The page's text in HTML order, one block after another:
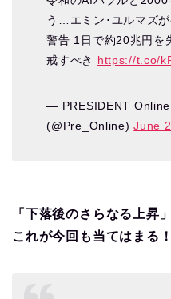
う…エミン･ユルマズ
警告 1日で約20兆円を
戒すべき https://t.co/
— PRESIDENT Online
(@Pre_Online)June
「下落後のさらなる上昇」
これが今回も当てはまる